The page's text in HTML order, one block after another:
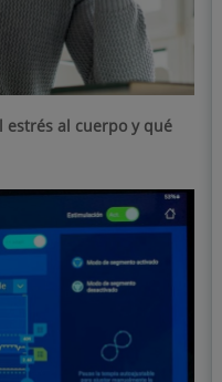
estrés al cuerpo y qué